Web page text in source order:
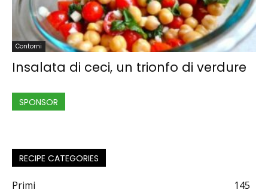
Contorni
Insalata di ceci, un trionfo di verdure
SPONSOR
RECIPE CATEGORIES
Primi
145